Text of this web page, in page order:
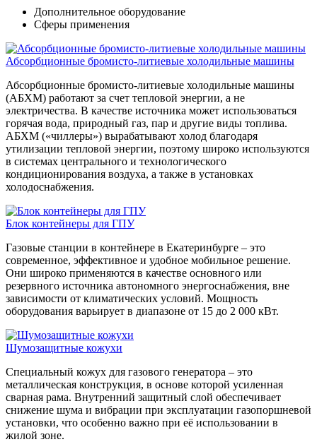
Дополнительное оборудование
Сферы применения
Абсорбционные бромисто-литиевые холодильные машины
Абсорбционные бромисто-литиевые холодильные машины
(АБХМ) работают за счет тепловой энергии, а не
электричества. В качестве источника может использоваться
горячая вода, природный газ, пар и другие виды топлива.
АБХМ («чиллеры») вырабатывают холод благодаря
утилизации тепловой энергии, поэтому широко используются
в системах центрального и технологического
кондиционирования воздуха, а также в установках
холодоснабжения.
Блок контейнеры для ГПУ
Газовые станции в контейнере в Екатеринбурге – это
современное, эффективное и удобное мобильное решение.
Они широко применяются в качестве основного или
резервного источника автономного энергоснабжения, вне
зависимости от климатических условий. Мощность
оборудования варьирует в диапазоне от 15 до 2 000 кВт.
Шумозащитные кожухи
Специальный кожух для газового генератора – это
металлическая конструкция, в основе которой усиленная
сварная рама. Внутренний защитный слой обеспечивает
снижение шума и вибрации при эксплуатации газопоршневой
установки, что особенно важно при её использовании в
жилой зоне.